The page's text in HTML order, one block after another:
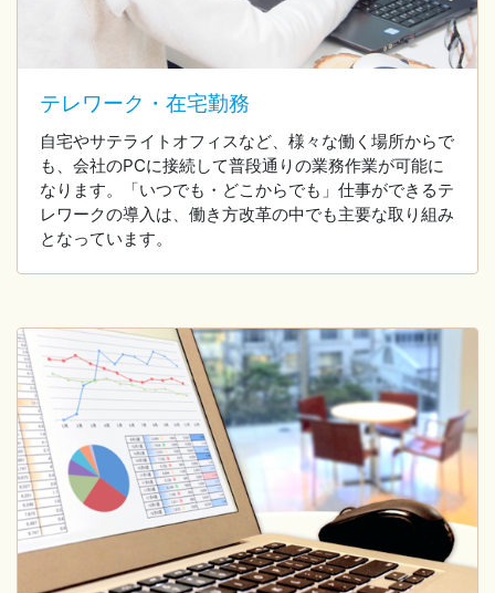
テレワーク・在宅勤務
自宅やサテライトオフィスなど、様々な働く場所からで
も、会社のPCに接続して普段通りの業務作業が可能に
なります。「いつでも・どこからでも」仕事ができるテ
レワークの導入は、働き方改革の中でも主要な取り組み
となっています。